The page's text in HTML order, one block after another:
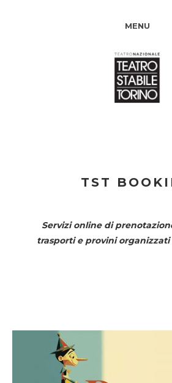
MENU
TST
Servizi online di
trasporti e provini